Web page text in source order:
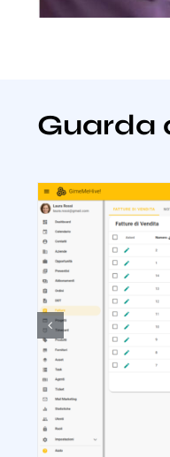
Guarda